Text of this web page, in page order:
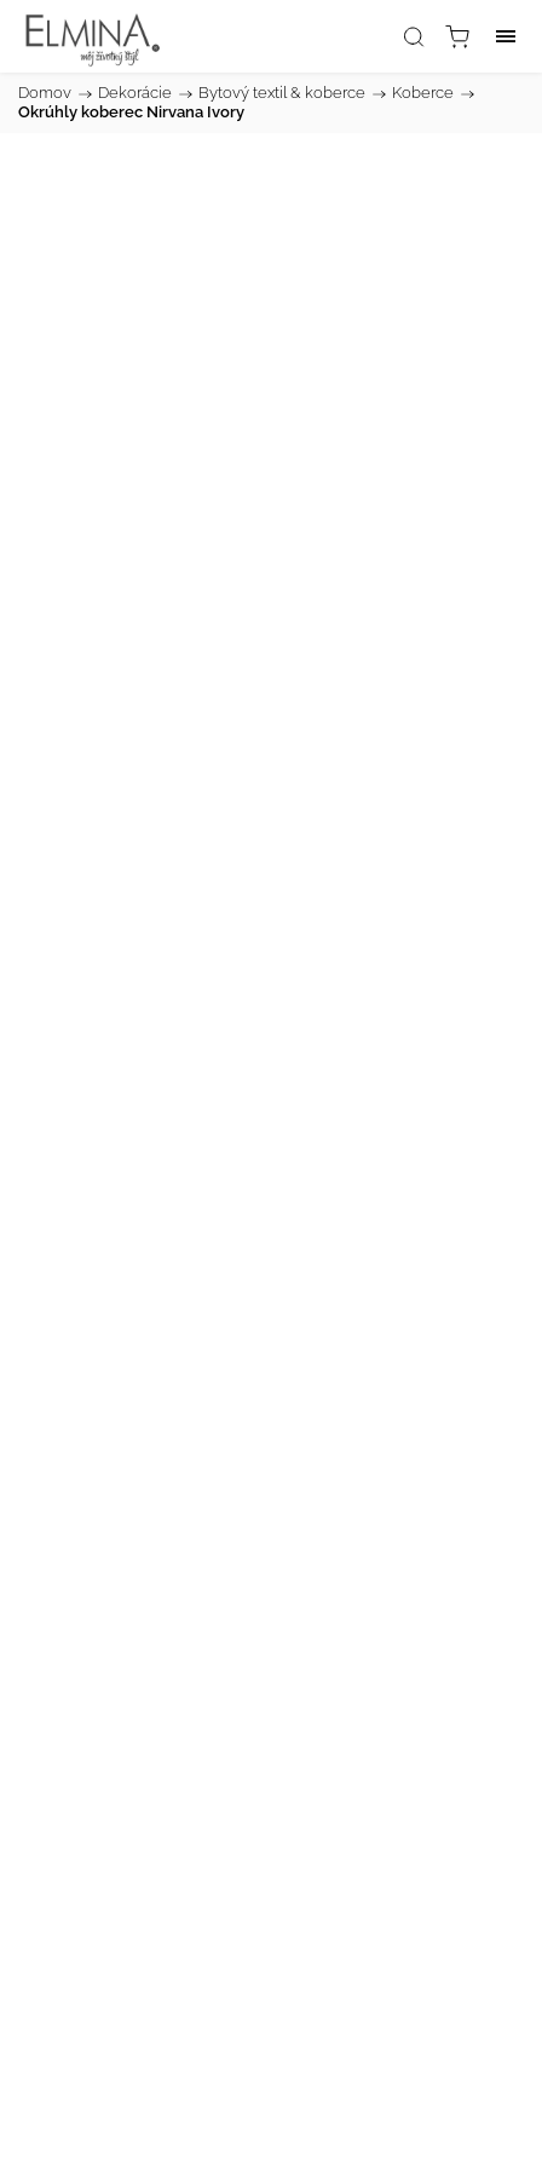
Domov / Dekorácie / Bytový textil & koberce / Koberce /
Okrúhly koberec Nirvana Ivory